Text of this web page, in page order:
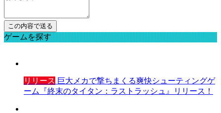
ゲームを探す
リリース 巨大メカで撃ちまくる爽快シューティングゲ
ーム『終末のタイタン：ラストラッシュ』リリース！